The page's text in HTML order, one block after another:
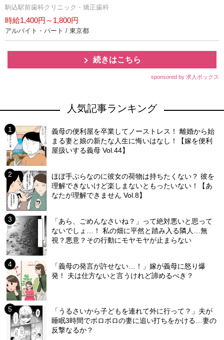
駒込駅前歯科クリニック・矯正歯科
時給1,400円～1,800円
アルバイト・パート / 東京都
続きはこちら
sponsored by 求人ボックス
人気記事ランキング
義母の便利屋を卒業してノーストレス！ 離婚から始
まる妻と娘の新たな人生に悔いはなし！【嫁を便利
屋扱いする義母 Vol.44】
ほぼ手ぶらなのに彼女の荷物は持ちたくない？ 彼を
理解できないけど楽しまないともったいない！【あ
なたが理解できません Vol.8】
「あら、ごめんなさいね？」って絶対悪いと思って
ないでしょ…！ 私の畑に平然と踏み入る隣人…無
視？悪意？その行動にモヤモヤが止まらない
「義母の発言が許せない…！」嫁が義母に怒り爆
発！ 夫は仕方ないと言うけれど諦めるべき？
「うるさいから子どもを連れて外に行って？」夫が
睡眠3時間でボロボロの妻に追い打ちをかける…妻の
反撃なるか？